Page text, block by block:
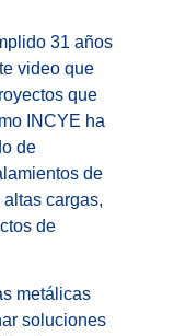
31 años
video que
que
INCYE ha
de
de
cargas,
de
metálicas
soluciones